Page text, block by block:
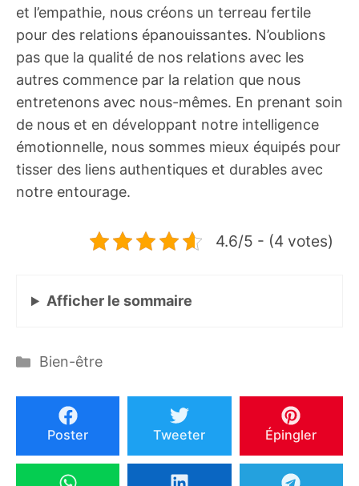
et l’empathie, nous créons un terreau fertile
pour des relations épanouissantes. N’oublions
pas que la qualité de nos relations avec les
autres commence par la relation que nous
entretenons avec nous-mêmes. En prenant soin
de nous et en développant notre intelligence
émotionnelle, nous sommes mieux équipés pour
tisser des liens authentiques et durables avec
notre entourage.
4.6/5 - (4 votes)
Afficher le sommaire
Catégories
Bien-être
Poster Tweeter Épingler